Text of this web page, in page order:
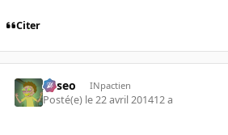
Citer
Asseo INpactien
Posté(e) le 22 avril 201412 a